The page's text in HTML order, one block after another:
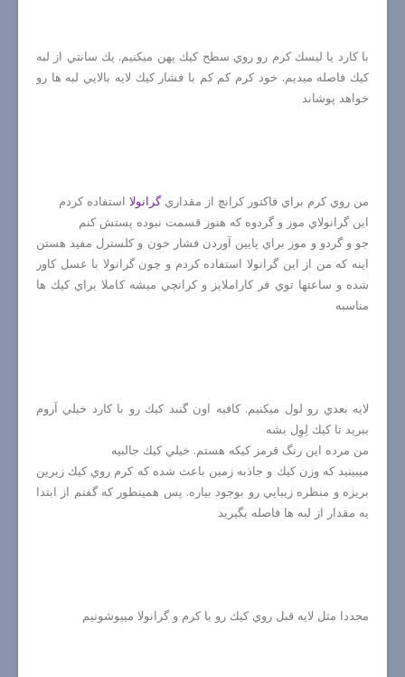
با كارد يا ليسك كرم رو روي سطح كيك پهن ميكنيم. يك سانتي از لبه
كيك فاصله ميديم. خود كرم كم كم با فشار كيك لايه بالايي لبه ها رو
خواهد پوشاند
من روي كرم براي فاكتور كرانچ از مقداريگرانولا استفاده كردم
اين گرانولاي موز و گردوه كه هنوز قسمت نبوده پستش كنم
جو و گردو و موز براي پايين آوردن فشار خون و كلسترل مفيد هستن
اينه كه من از اين گرانولا استفاده كردم و چون گرانولا با عسل كاور
شده و ساعتها توي فر كاراملايز و كرانچي ميشه كاملا براي كيك ها
مناسبه
لايه بعدي رو لول ميكنيم. كافيه اون گنبد كيك رو با كارد خيلي آروم
ببريد تا كيك لِوِل بشه
من مرده اين رنگ قرمز كيكه هستم. خيلي كيك جالبيه
ميبينيد كه وزن كيك و جاذبه زمين باعث شده كه كرم روي كيك زيرين
بريزه و منظره زيبايي رو بوجود بياره. پس همينطور كه گفتم از ابتدا
يه مقدار از لبه ها فاصله بگيريد
مجددا مثل لايه قبل روي كيك رو با كرم و گرانولا ميپوشونيم